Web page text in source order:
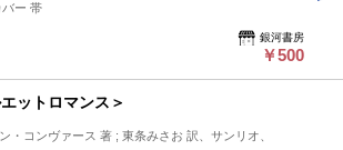
ー 帯
銀河書房
￥500
ットロマンス＞
・コンヴァース 著 ; 東条みさお 訳、サンリオ、